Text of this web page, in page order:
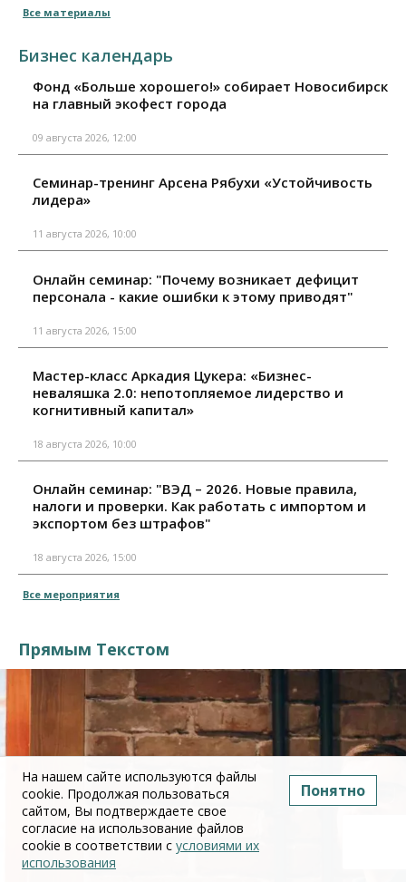
Все материалы
Бизнес календарь
Фонд «Больше хорошего!» собирает Новосибирск
на главный экофест города
09 августа 2026, 12:00
Семинар-тренинг Арсена Рябухи «Устойчивость
лидера»
11 августа 2026, 10:00
Онлайн семинар: "Почему возникает дефицит
персонала - какие ошибки к этому приводят"
11 августа 2026, 15:00
Мастер-класс Аркадия Цукера: «Бизнес-
неваляшка 2.0: непотопляемое лидерство и
когнитивный капитал»
18 августа 2026, 10:00
Онлайн семинар: "ВЭД – 2026. Новые правила,
налоги и проверки. Как работать с импортом и
экспортом без штрафов"
18 августа 2026, 15:00
Все мероприятия
Прямым Текстом
На нашем сайте используются файлы
cookie. Продолжая пользоваться
сайтом, Вы подтверждаете свое
согласие на использование файлов
cookie в соответствии с условиями их
использования
Понятно